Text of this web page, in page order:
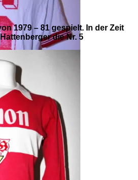
1979 – 81 gespielt. In der Zeit
die Nr. 5